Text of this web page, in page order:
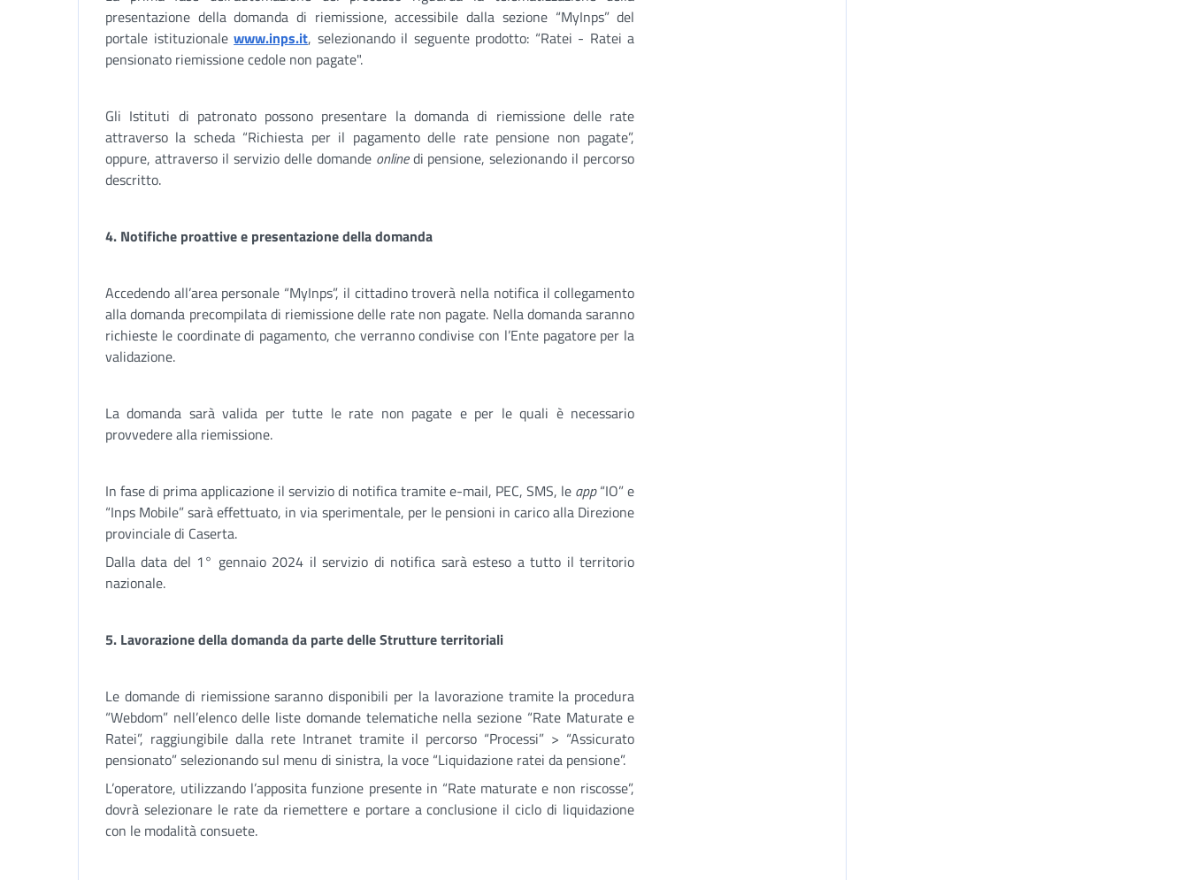
presentazione della domanda di riemissione, accessibile dalla sezione “MyInps” del
portale istituzionalewww.inps.it, selezionando il seguente prodotto: “Ratei - Ratei a
pensionato riemissione cedole non pagate".
Gli Istituti di patronato possono presentare la domanda di riemissione delle rate
attraverso la scheda “Richiesta per il pagamento delle rate pensione non pagate”,
oppure, attraverso il servizio delle domande onlinedi pensione, selezionando il percorso
descritto.
4. Notifiche proattive e presentazione della domanda
Accedendo all’area personale “MyInps”, il cittadino troverà nella notifica il collegamento
alla domanda precompilata di riemissione delle rate non pagate. Nella domanda saranno
richieste le coordinate di pagamento, che verranno condivise con l’Ente pagatore per la
validazione.
La domanda sarà valida per tutte le rate non pagate e per le quali è necessario
provvedere alla riemissione.
In fase di prima applicazione il servizio di notifica tramite e-mail, PEC, SMS, le app“IO” e
“Inps Mobile” sarà effettuato, in via sperimentale, per le pensioni in carico alla Direzione
provinciale di Caserta.
Dalla data del 1° gennaio 2024 il servizio di notifica sarà esteso a tutto il territorio
nazionale.
5. Lavorazione della domanda da parte delle Strutture territoriali
Le domande di riemissione saranno disponibili per la lavorazione tramite la procedura
“Webdom” nell’elenco delle liste domande telematiche nella sezione “Rate Maturate e
Ratei”, raggiungibile dalla rete Intranet tramite il percorso “Processi” > “Assicurato
pensionato” selezionando sul menu di sinistra, la voce “Liquidazione ratei da pensione”.
L’operatore, utilizzando l’apposita funzione presente in “Rate maturate e non riscosse”,
dovrà selezionare le rate da riemettere e portare a conclusione il ciclo di liquidazione
con le modalità consuete.